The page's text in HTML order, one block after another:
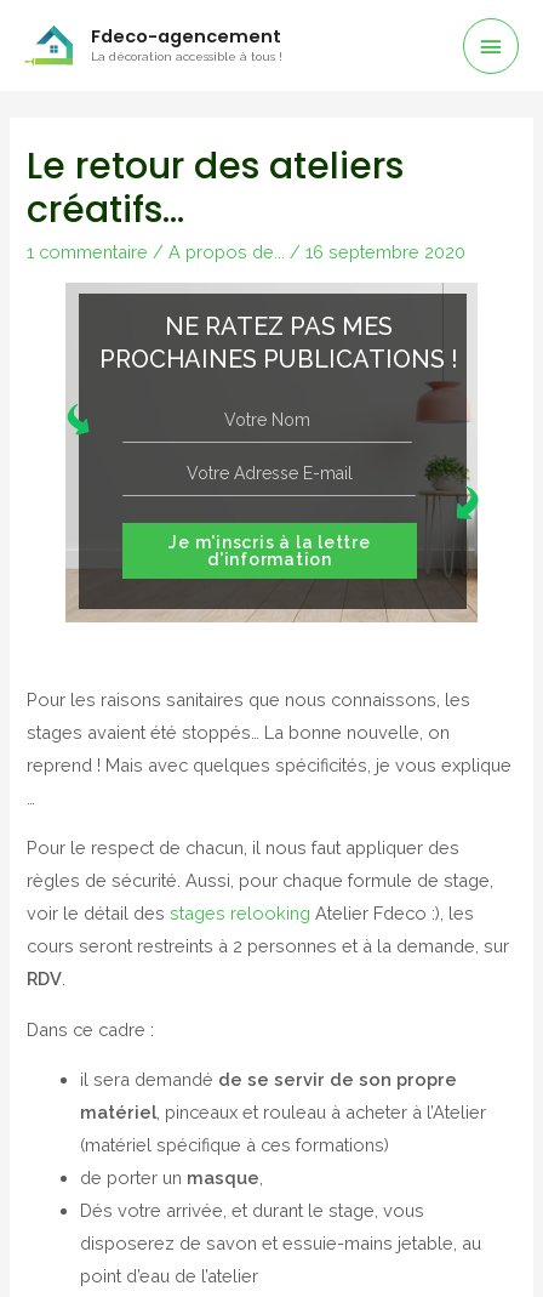
Fdeco-agencement
La décoration accessible à tous !
Le retour des ateliers
créatifs…
1 commentaire /A propos de... /16 septembre 2020
NE RATEZ PAS MES
PROCHAINES PUBLICATIONS !
Je m'inscris à la lettre
d'information
Pour les raisons sanitaires que nous connaissons, les
stages avaient été stoppés… La bonne nouvelle, on
reprend ! Mais avec quelques spécificités, je vous explique
Pour le respect de chacun, il nous faut appliquer des
règles de sécurité. Aussi, pour chaque formule de stage,
voir le détail desstages relooking Atelier Fdeco :), les
cours seront restreints à 2 personnes et à la demande, sur
RDV
Dans ce cadre :
il sera demandé de se servir de son propre
matériel, pinceaux et rouleau à acheter à l’Atelier
(matériel spécifique à ces formations)
de porter un masque,
Dés votre arrivée, et durant le stage, vous
disposerez de savon et essuie-mains jetable, au
point d’eau de l’atelier